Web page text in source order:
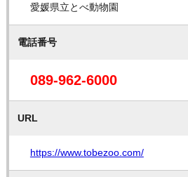
愛媛県立とべ動物園
電話番号
089-962-6000
URL
https://www.tobezoo.com/